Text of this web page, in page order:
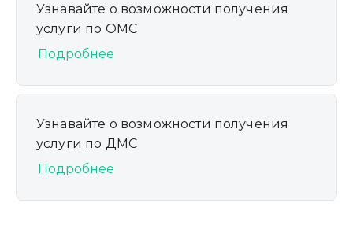
Узнавайте о возможности получения
услуги по ОМС
Подробнее
Узнавайте о возможности получения
услуги по ДМС
Подробнее